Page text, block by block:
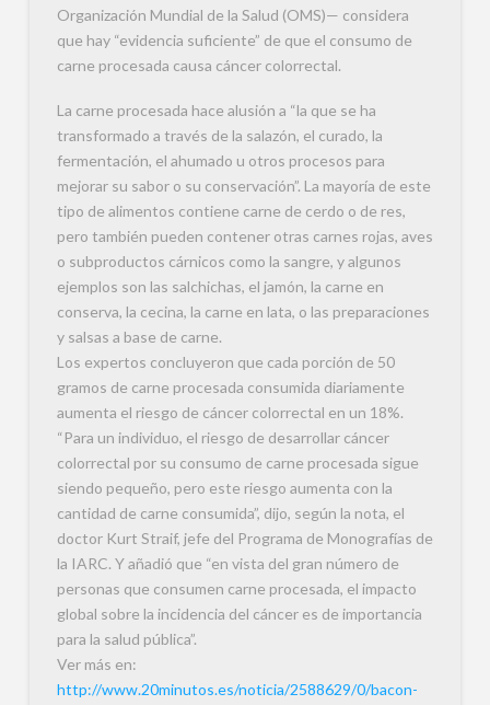
Organización Mundial de la Salud (OMS)— considera
que hay “evidencia suficiente” de que el consumo de
carne procesada causa cáncer colorrectal.
La carne procesada hace alusión a “la que se ha
transformado a través de la salazón, el curado, la
fermentación, el ahumado u otros procesos para
mejorar su sabor o su conservación”. La mayoría de este
tipo de alimentos contiene carne de cerdo o de res,
pero también pueden contener otras carnes rojas, aves
o subproductos cárnicos como la sangre, y algunos
ejemplos son las salchichas, el jamón, la carne en
conserva, la cecina, la carne en lata, o las preparaciones
y salsas a base de carne.
Los expertos concluyeron que cada porción de 50
gramos de carne procesada consumida diariamente
aumenta el riesgo de cáncer colorrectal en un 18%.
“Para un individuo, el riesgo de desarrollar cáncer
colorrectal por su consumo de carne procesada sigue
siendo pequeño, pero este riesgo aumenta con la
cantidad de carne consumida”, dijo, según la nota, el
doctor Kurt Straif, jefe del Programa de Monografías de
la IARC. Y añadió que “en vista del gran número de
personas que consumen carne procesada, el impacto
global sobre la incidencia del cáncer es de importancia
para la salud pública”.
Ver más en:
http://www.20minutos.es/noticia/2588629/0/bacon-